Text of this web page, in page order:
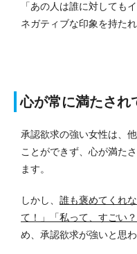
「あの人は誰に対しても
ネガティブな印象を持た
心が常に満たされ
承認欲求の強い女性は、
ことができず、心が満た
ます。
しかし、 誰も褒めてくれ
て！」「私って、すごい
め、承認欲求が強いと思